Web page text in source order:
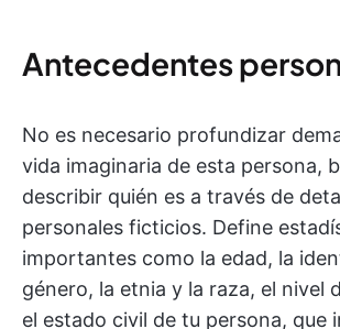
Antecedentes
No es necesario profundizar
vida imaginaria de esta persona,
describir quién es a través de
personales ficticios. Define
importantes como la edad, la
género, la etnia y la raza, el nivel
el estado civil de tu persona, que